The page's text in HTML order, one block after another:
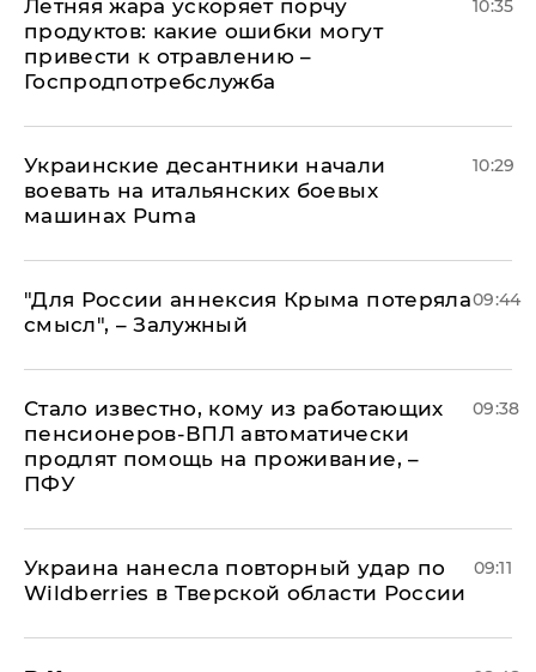
Летняя жара ускоряет порчу
продуктов: какие ошибки могут
привести к отравлению –
Госпродпотребслужба
10:35
Украинские десантники начали
воевать на итальянских боевых
машинах Puma
10:29
"Для России аннексия Крыма потеряла
смысл", – Залужный
09:44
Стало известно, кому из работающих
пенсионеров-ВПЛ автоматически
продлят помощь на проживание, –
ПФУ
09:38
Украина нанесла повторный удар по
Wildberries в Тверской области России
09:11